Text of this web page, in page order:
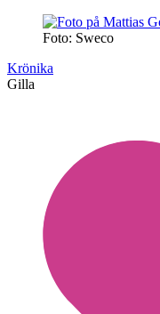
Foto: Sweco
Krönika
Gilla